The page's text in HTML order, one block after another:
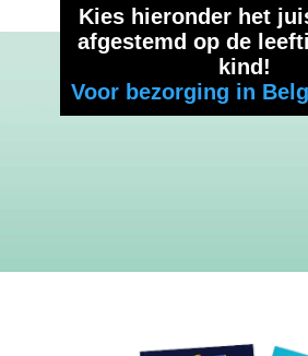
Kies hieronder het
afgestemd op de
kind!
Voor bezorging in